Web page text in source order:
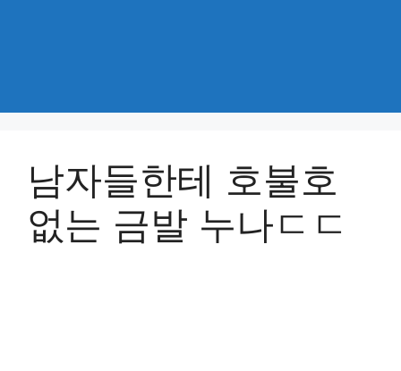
남자들한테 호불호
없는 금발 누나ㄷㄷ